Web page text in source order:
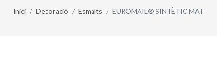
Inici Decoració Esmalts EUROMAIL® SINTÈTIC MAT